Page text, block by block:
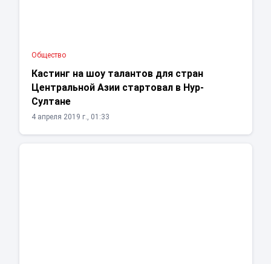
Общество
Кастинг на шоу талантов для стран
Центральной Азии стартовал в Нур-
Султане
4 апреля 2019 г., 01:33